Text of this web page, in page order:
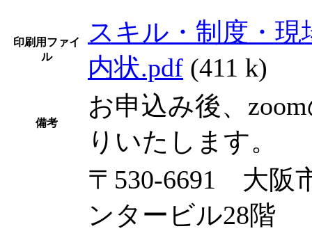
印刷用ファイ
ル
スキル・制度・
内状.pdf (411 k)
備考
お申込み後、
りいたします。
〒530-6691 大阪
ンタービル28階